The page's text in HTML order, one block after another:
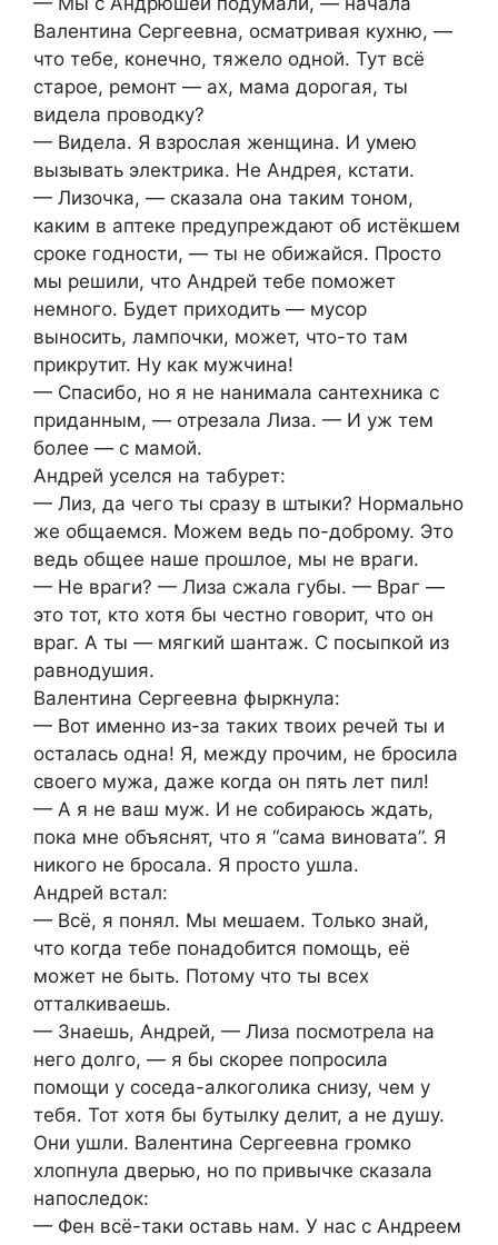
Валентина Сергеевна, осматривая кухню, —
что тебе, конечно, тяжело одной. Тут всё
старое, ремонт — ах, мама дорогая, ты
видела проводку?
— Видела. Я взрослая женщина. И умею
вызывать электрика. Не Андрея, кстати.
— Лизочка, — сказала она таким тоном,
каким в аптеке предупреждают об истёкшем
сроке годности, — ты не обижайся. Просто
мы решили, что Андрей тебе поможет
немного. Будет приходить — мусор
выносить, лампочки, может, что-то там
прикрутит. Ну как мужчина!
— Спасибо, но я не нанимала сантехника с
приданным, — отрезала Лиза. — И уж тем
более — с мамой.
Андрей уселся на табурет:
— Лиз, да чего ты сразу в штыки? Нормально
же общаемся. Можем ведь по-доброму. Это
ведь общее наше прошлое, мы не враги.
— Не враги? — Лиза сжала губы. — Враг —
это тот, кто хотя бы честно говорит, что он
враг. А ты — мягкий шантаж. С посыпкой из
равнодушия.
Валентина Сергеевна фыркнула:
— Вот именно из-за таких твоих речей ты и
осталась одна! Я, между прочим, не бросила
своего мужа, даже когда он пять лет пил!
— А я не ваш муж. И не собираюсь ждать,
пока мне объяснят, что я “сама виновата”. Я
никого не бросала. Я просто ушла.
Андрей встал:
— Всё, я понял. Мы мешаем. Только знай,
что когда тебе понадобится помощь, её
может не быть. Потому что ты всех
отталкиваешь.
— Знаешь, Андрей, — Лиза посмотрела на
него долго, — я бы скорее попросила
помощи у соседа-алкоголика снизу, чем у
тебя. Тот хотя бы бутылку делит, а не душу.
Они ушли. Валентина Сергеевна громко
хлопнула дверью, но по привычке сказала
напоследок:
— Фен всё-таки оставь нам. У нас с Андреем